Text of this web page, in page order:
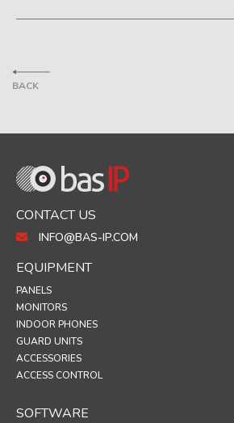
BACK
CONTACT US
INFO@BAS-IP.COM
EQUIPMENT
PANELS
MONITORS
INDOOR PHONES
GUARD UNITS
ACCESSORIES
ACCESS CONTROL
SOFTWARE